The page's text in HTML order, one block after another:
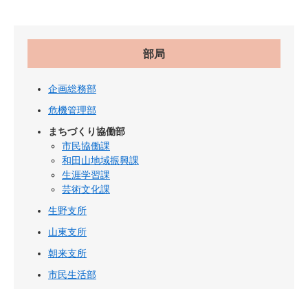
部局
企画総務部
危機管理部
まちづくり協働部
市民協働課
和田山地域振興課
生涯学習課
芸術文化課
生野支所
山東支所
朝来支所
市民生活部